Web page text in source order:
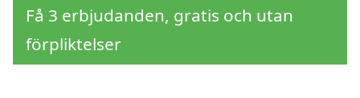
Få 3 erbjudanden, gratis och utan
förpliktelser